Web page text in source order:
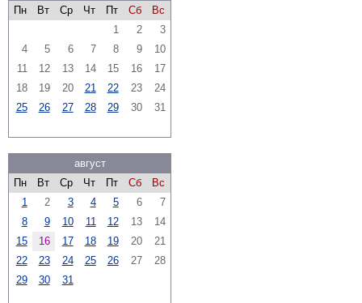
Пн
Вт Ср Чт Пт Сб
Вс
1
2
3
4
5 6 7 8 9
10
11
12 13 14 15 16
17
18
19 20 21 22 23
24
25
26 27 28 29 30 31
август
Пн
Вт Ср Чт Пт Сб
Вс
1
2 3 4 5 6
7
8
9 10 11 12 13
14
15
16 17 18 19 20
21
22
23 24 25 26 27
28
29
30 31